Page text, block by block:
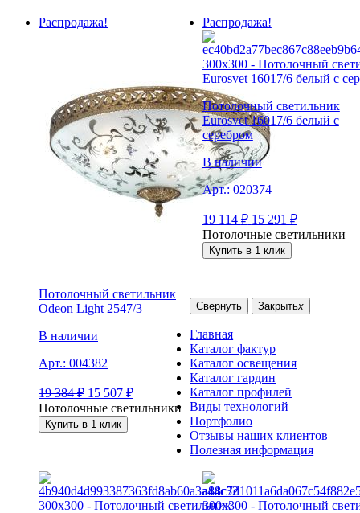
Распродажа!
Потолочный светильник
Odeon Light 2547/3
В наличии
Арт.: 004382
19 384₽ 15 507 ₽
Потолочные светильники
Купить в 1 клик
Распродажа!
Потолочный светильник
Eurosvet 16017/6 белый с
серебром
В наличии
Арт.: 020374
19 114₽ 15 291 ₽
Потолочные светильники
Купить в 1 клик
Свернуть Закрытьx
Главная
Каталог фактур
Каталог освещения
Каталог гардин
Каталог профилей
Виды технологий
Портфолио
Отзывы наших клиентов
Полезная информация